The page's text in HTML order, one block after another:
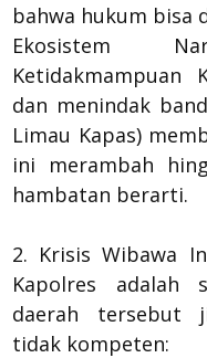
bahwa hukum bisa
Ekosistem
Ketidakmampuan
dan menindak
Limau Kapas)
ini merambah
hambatan berarti.
2. Krisis Wibawa
Kapolres
daerah tersebut
tidak kompeten: